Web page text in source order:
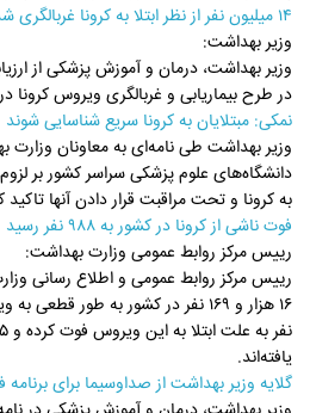
۱۴ میلیون نفر از نظر ابتلا به کرونا غربالگری شده‌اند
وزیر بهداشت:
در طرح بیماریابی و غربالگری ویروس کرونا
نمکی: مبتلایان به کرونا سریع شناسایی شوند
وزیر بهداشت طی نامه‌ای به معاونان
دانشگاه‌های علوم پزشکی سراسر کشور بر
به کرونا و تحت مراقبت قرار دادن آنها تاکید
فوت ناشی از کرونا در کشور به ۹۸۸ نفر رسید
رییس مرکز روابط عمومی وزارت بهداشت:
رییس مرکز روابط عمومی و اطلاع رسانی
یافته‌اند.
گلایه وزیر بهداشت از صداوسیما برای